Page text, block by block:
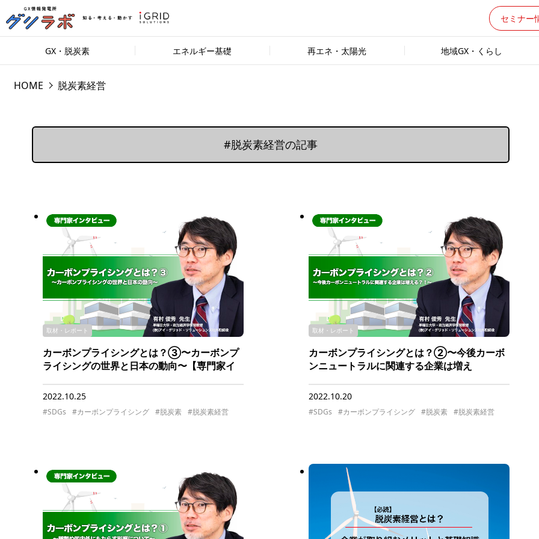
セミナー
GX・脱炭素 エネルギー基礎 再エネ・太陽光 地域GX・くらし
HOME 脱炭素経営
#脱炭素経営の記事
取材・レポート
カーボンプライシングとは？③〜カーボンプ
ライシングの世界と日本の動向〜【専門家イ
2022.10.25
#SDGs #カーボンプライシング #脱炭素 #脱炭素経営
取材・レポート
カーボンプライシングとは？②〜今後カーボ
ンニュートラルに関連する企業は増え
2022.10.20
#SDGs #カーボンプライシング #脱炭素 #脱炭素経営